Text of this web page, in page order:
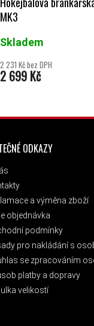
MK3
Skladem
2 231 Kč bez DPH
2 699 Kč
ODKAZY
a výměna zboží
objednávka
podmínky
pro nakládání s
se zpracováním
platby a dopravy
velikostí